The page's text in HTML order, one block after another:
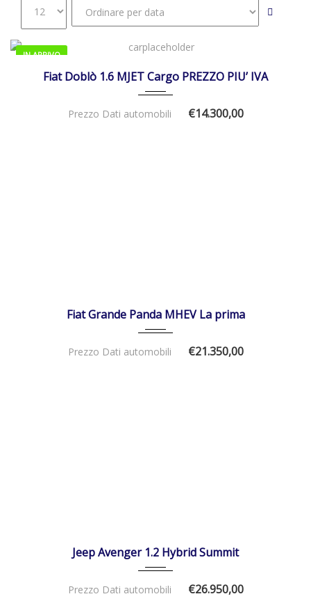
IN ARRIVO
Fiat Doblò 1.6 MJET Cargo PREZZO PIU’ IVA
Prezzo Dati automobili €14.300,00
Fiat Grande Panda MHEV La prima
Prezzo Dati automobili €21.350,00
Jeep Avenger 1.2 Hybrid Summit
Prezzo Dati automobili €26.950,00